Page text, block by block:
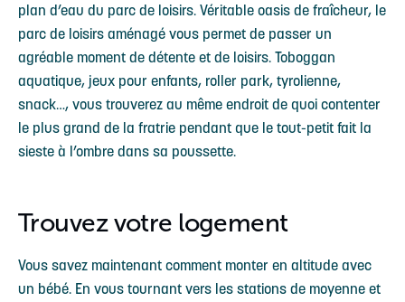
plan d’eau du parc de loisirs. Véritable oasis de fraîcheur, le
parc de loisirs aménagé vous permet de passer un
agréable moment de détente et de loisirs. Toboggan
aquatique, jeux pour enfants, roller park, tyrolienne,
snack…, vous trouverez au même endroit de quoi contenter
le plus grand de la fratrie pendant que le tout-petit fait la
sieste à l’ombre dans sa poussette.
Trouvez votre logement
Vous savez maintenant comment monter en altitude avec
un bébé. En vous tournant vers les stations de moyenne et